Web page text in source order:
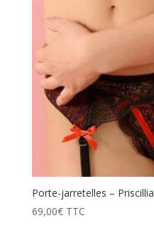
Porte-jarretelles – Priscillia
69,00€ TTC